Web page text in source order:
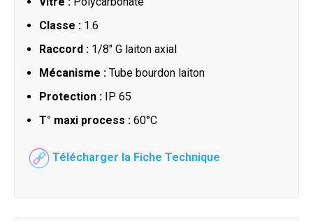
Classe : 1.6
Raccord : 1/8" G laiton axial
Mécanisme : Tube bourdon laiton
Protection : IP 65
T° maxi process : 60°C
Télécharger la Fiche Technique